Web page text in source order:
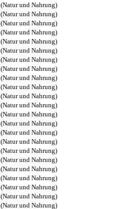
(Natur und Nahrung)
(Natur und Nahrung)
(Natur und Nahrung)
(Natur und Nahrung)
(Natur und Nahrung)
(Natur und Nahrung)
(Natur und Nahrung)
(Natur und Nahrung)
(Natur und Nahrung)
(Natur und Nahrung)
(Natur und Nahrung)
(Natur und Nahrung)
(Natur und Nahrung)
(Natur und Nahrung)
(Natur und Nahrung)
(Natur und Nahrung)
(Natur und Nahrung)
(Natur und Nahrung)
(Natur und Nahrung)
(Natur und Nahrung)
(Natur und Nahrung)
(Natur und Nahrung)
(Natur und Nahrung)